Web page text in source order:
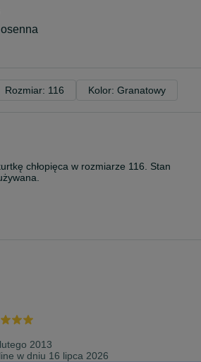
Rozmiar: 116 Kolor: Granatowy
chłopięca w rozmiarze 116. Stan
lutego 2013
w dniu 16 lipca 2026